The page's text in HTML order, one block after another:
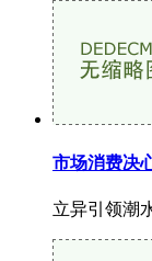
市场消费决
立异引领潮